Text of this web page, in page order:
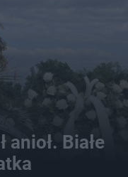
anioł. Białe